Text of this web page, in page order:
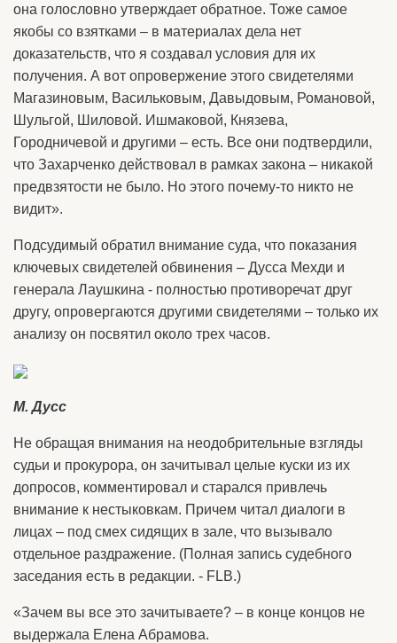
она голословно утверждает обратное. Тоже самое
якобы со взятками – в материалах дела нет
доказательств, что я создавал условия для их
получения. А вот опровержение этого свидетелями
Магазиновым, Васильковым, Давыдовым, Романовой,
Шульгой, Шиловой. Ишмаковой, Князева,
Городничевой и другими – есть. Все они подтвердили,
что Захарченко действовал в рамках закона – никакой
предвзятости не было. Но этого почему-то никто не
видит».
Подсудимый обратил внимание суда, что показания
ключевых свидетелей обвинения – Дусса Мехди и
генерала Лаушкина - полностью противоречат друг
другу, опровергаются другими свидетелями – только их
анализу он посвятил около трех часов.
М. Дусс
Не обращая внимания на неодобрительные взгляды
судьи и прокурора, он зачитывал целые куски из их
допросов, комментировал и старался привлечь
внимание к нестыковкам. Причем читал диалоги в
лицах – под смех сидящих в зале, что вызывало
отдельное раздражение. (Полная запись судебного
заседания есть в редакции. - FLB.)
«Зачем вы все это зачитываете? – в конце концов не
выдержала Елена Абрамова.